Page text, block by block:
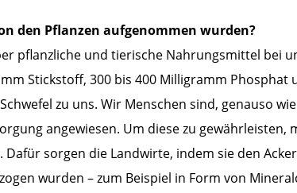
den Pflanzen aufgenommen wurden?
pflanzliche und tierische Nahrungsmittel bei
Stickstoff, 300 bis 400 Milligramm Phosphat
zu uns. Wir Menschen sind, genauso
angewiesen. Um diese zu gewährleisten,
sorgen die Landwirte, indem sie den
wurden – zum Beispiel in Form von